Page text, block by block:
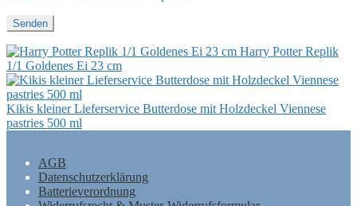
Harry Potter Replik
1/1 Goldenes Ei 23 cm
Kikis kleiner Lieferservice Butterdose mit Holzdeckel Viennese
pastries 500 ml
AGB
Datenschutzerklärung
Batterieverordnung